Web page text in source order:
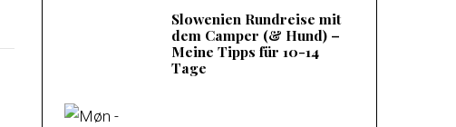
Slowenien Rundreise mit
dem Camper (& Hund) –
Meine Tipps für 10-14
Tage